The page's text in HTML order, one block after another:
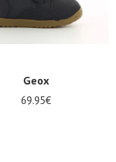
Geox
69.95€